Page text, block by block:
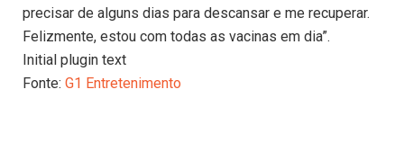
precisar de alguns dias para descansar e me recuperar.
Felizmente, estou com todas as vacinas em dia”.
Initial plugin text
Fonte: G1 Entretenimento